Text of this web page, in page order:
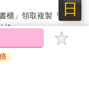
櫃」領取複製『兌換
換。
書僅能以金石堂專屬
日